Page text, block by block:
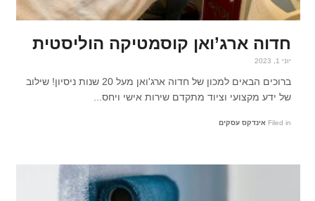
חדוה ארג’ואן קוסמטיקה הוליסטית
יוני 1, 2023
ברוכים הבאים למכון של חדוה ארג'ואן מעל 20 שנות ניסיון! שילוב
של ידע מקצועי וציוד מתקדם שירות אישי ויחס...
Filed in אינדקס עסקים